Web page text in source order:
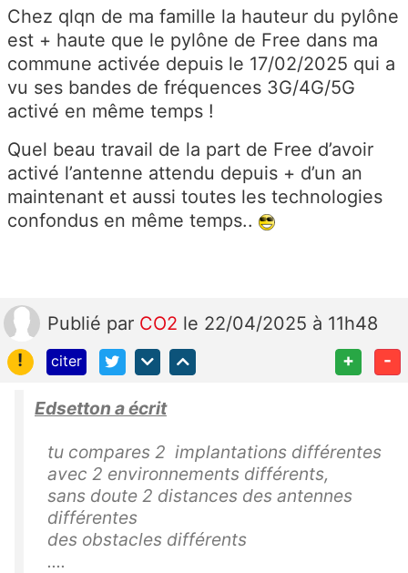
Chez qlqn de ma famille la hauteur du pylône
est + haute que le pylône de Free dans ma
commune activée depuis le 17/02/2025 qui a
vu ses bandes de fréquences 3G/4G/5G
activé en même temps !
Quel beau travail de la part de Free d’avoir
activé l’antenne attendu depuis + d’un an
maintenant et aussi toutes les technologies
confondus en même temps..
Publié par CO2 le 22/04/2025 à 11h48
!
citer + -
Edsetton a écrit
tu compares 2 implantations différentes
avec 2 environnements différents,
sans doute 2 distances des antennes
différentes
des obstacles différents
....